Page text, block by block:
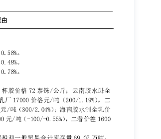
客观、公正，但文中的观点、结论和建议仅供参
此作出的任何投资决策与本公司和作者无关，格林
能存在的交易风险。本报告版权仅为格林大华期货
，如引用、转载、刊发，须注明出处为格林大华期